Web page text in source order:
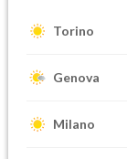
Torino
Genova
Milano